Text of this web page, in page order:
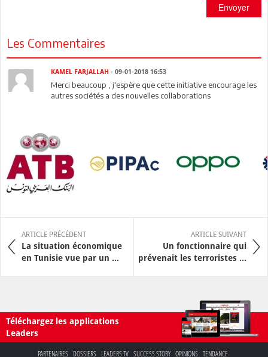
Envoyer
Les Commentaires
KAMEL FARJALLAH - 09-01-2018 16:53
Merci beaucoup , j'espère que cette initiative encourage les
autres sociétés a des nouvelles collaborations
ARTICLE PRÉCÉDENT
La situation économique
en Tunisie vue par un ...
ARTICLE SUIVANT
Un fonctionnaire qui
prévenait les terroristes ...
Téléchargez les applications
Leaders
PARTENAIRES DOSSIERS LEADERS TV SUCCESS STORY OPINIONS TENDANCE